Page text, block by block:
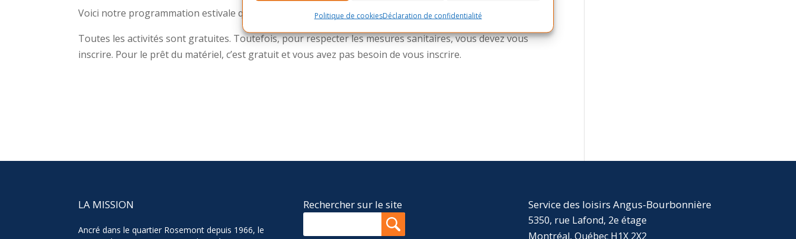
Politique de cookiesDéclaration de confidentialité
Voici notre programmation estivale qui se déroulera au parc Lafond.
Toutes les activités sont gratuites. Toutefois, pour respecter les mesures sanitaires, vous devez vous
inscrire. Pour le prêt du matériel, c’est gratuit et vous avez pas besoin de vous inscrire.
LA MISSION
Ancré dans le quartier Rosemont depuis 1966, le
Rechercher sur le site Service des loisirs Angus-Bourbonnière
5350, rue Lafond, 2e étage
Montréal, Québec H1X 2X2